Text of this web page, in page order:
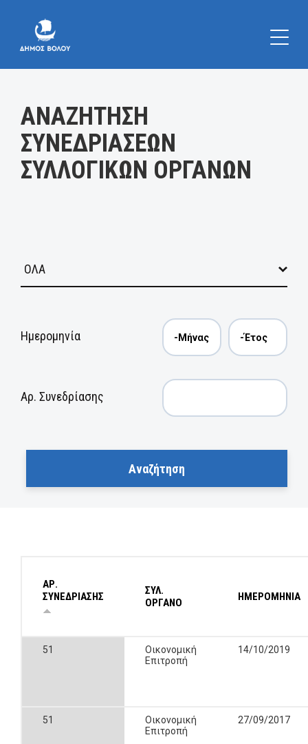
ΑΝΑΖΗΤΗΣΗ
ΣΥΝΕΔΡΙΑΣΕΩΝ
ΣΥΛΛΟΓΙΚΩΝ ΟΡΓΑΝΩΝ
Ημερομηνία
Αρ. Συνεδρίασης
ΑΡ.
ΣΥΝΕΔΡΙΑΣΗΣ
ΣΥΛ.
ΟΡΓΑΝΟ
ΗΜΕΡΟΜΗΝΙΑ
51
Οικονομική
Επιτροπή
14/10/2019
51
Οικονομική
Επιτροπή
27/09/2017